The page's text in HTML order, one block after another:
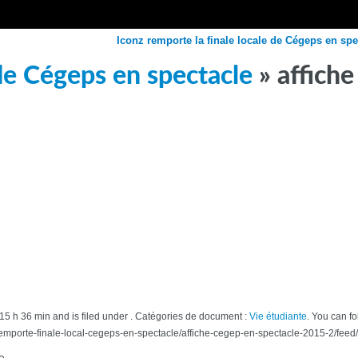
Iconz remporte la finale locale de Cégeps en
Cégeps en spectacle »
h 36 min and is filed under . Catégories de document : Vie étudiante. You can
finale-local-cegeps-en-spectacle/affiche-cegep-en-spectacle-2015-2/